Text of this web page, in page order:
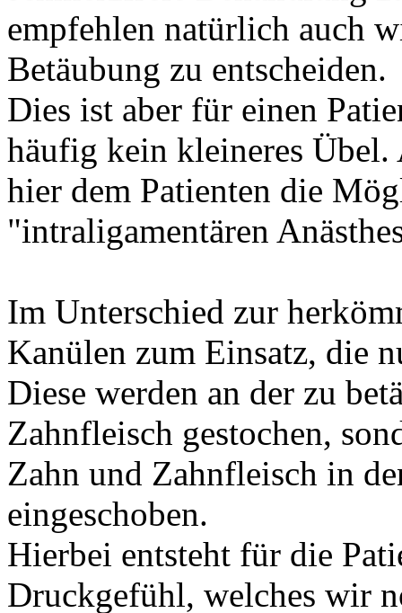
empfehlen natürlich auch
Betäubung zu entscheiden.
Dies ist aber für einen
häufig kein kleineres
hier dem Patienten die
"intraligamentären
Im Unterschied zur
Kanülen zum Einsatz, die
Diese werden an der zu
Zahnfleisch gestochen,
Zahn und Zahnfleisch in
eingeschoben.
Hierbei entsteht für die
Druckgefühl, welches wir